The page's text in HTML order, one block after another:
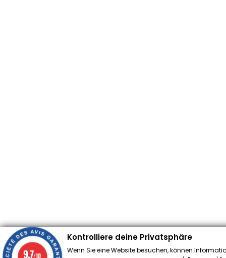
Kontrolliere deine Privatsphäre
Wenn Sie eine Website besuchen, können
9.7/10